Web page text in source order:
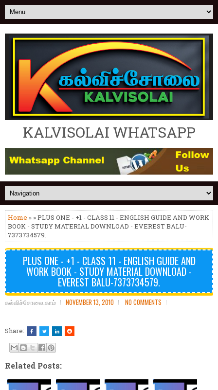
KALVISOLAI WHATSAPP
Home » » PLUS ONE - +1 - CLASS 11 - ENGLISH GUIDE AND WORK
BOOK - STUDY MATERIAL DOWNLOAD - EVEREST BALU-
7373734579.
PLUS ONE - +1 - CLASS 11 - ENGLISH GUIDE AND
WORK BOOK - STUDY MATERIAL DOWNLOAD -
EVEREST BALU-7373734579.
கல்விச்சோலை.காம் NOVEMBER 13, 2010 NO COMMENTS
Share:
Related Posts: